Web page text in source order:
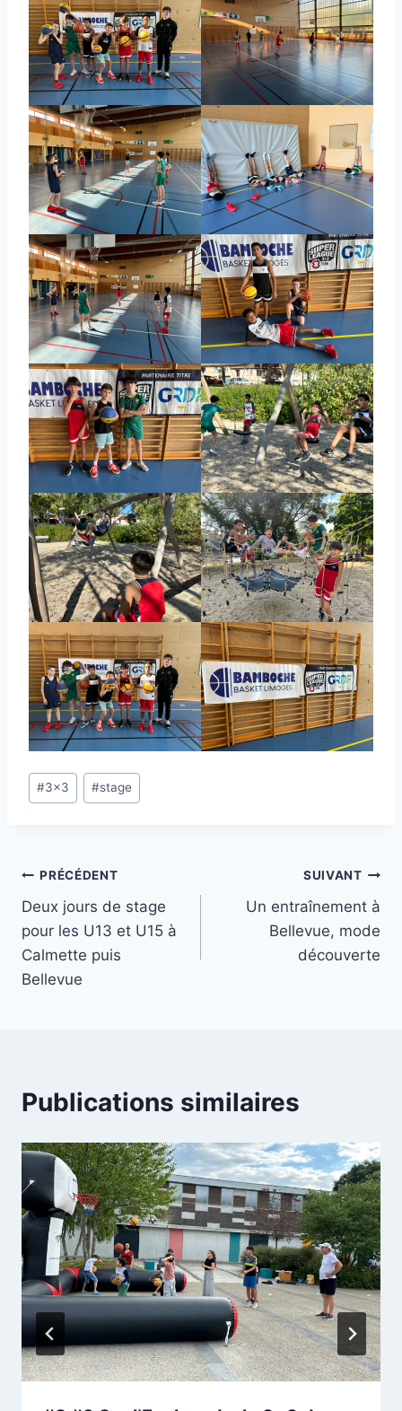
Étiquettes
de
#3x3 #stage
Navigation
de
l’article
PRÉCÉDENT
Deux jours de stage
pour les U13 et U15 à
Calmette puis
Bellevue
SUIVANT
Un entraînement à
Bellevue, mode
découverte
Publications similaires